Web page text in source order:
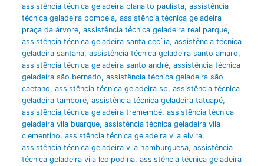
assistência técnica geladeira planalto paulista, assistência
técnica geladeira pompeia, assistência técnica geladeira
praça da árvore, assistência técnica geladeira real parque,
assistência técnica geladeira santa cecília, assistência técnica
geladeira santana, assistência técnica geladeira santo amaro,
assistência técnica geladeira santo andré, assistência técnica
geladeira são bernado, assistência técnica geladeira são
caetano, assistência técnica geladeira sp, assistência técnica
geladeira tamboré, assistência técnica geladeira tatuapé,
assistência técnica geladeira tremembé, assistência técnica
geladeira vila buarque, assistência técnica geladeira vila
clementino, assistência técnica geladeira vila elvira,
assistência técnica geladeira vila hamburguesa, assistência
técnica geladeira vila leolpodina, assistência técnica geladeira